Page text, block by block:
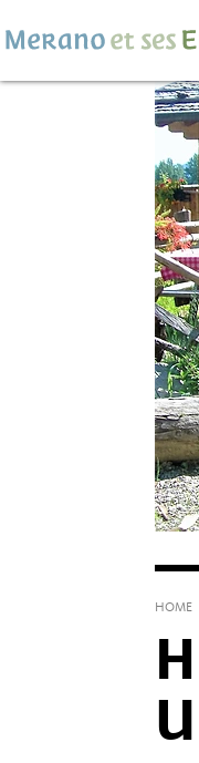
HOME